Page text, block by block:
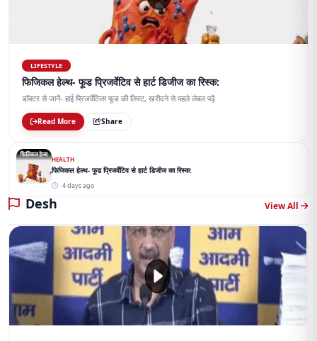
LIFESTYLE
फिजिकल हेल्थ- फूड प्रिजर्वेटिव से हार्ट डिजीज का रिस्क:
डॉक्टर से जानें- हाई प्रिजर्वेटिव्स फूड की लिस्ट, खरीदने से पहले लेबल पढ़ें
Read More Share
HEALTH
फिजिकल हेल्थ- फूड प्रिजर्वेटिव से हार्ट डिजीज का रिस्क:
4 days ago
Desh View All